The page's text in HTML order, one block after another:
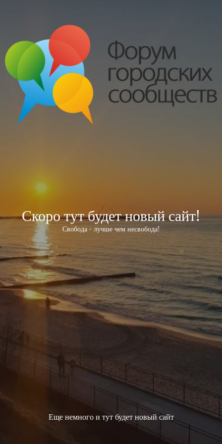
Скоро тут будет новый сайт!
Свобода - лучше чем несвобода!
Еще немного и тут будет новый сайт